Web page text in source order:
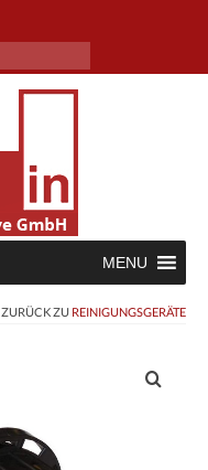
MENU
ZURÜCK ZU REINIGUNGSGERÄTE